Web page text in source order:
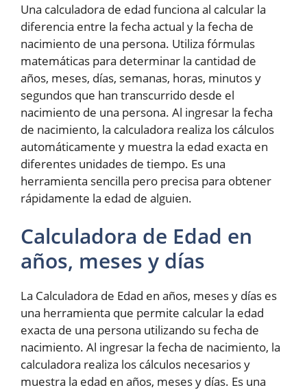
Una calculadora de edad funciona al calcular la
diferencia entre la fecha actual y la fecha de
nacimiento de una persona. Utiliza fórmulas
matemáticas para determinar la cantidad de
años, meses, días, semanas, horas, minutos y
segundos que han transcurrido desde el
nacimiento de una persona. Al ingresar la fecha
de nacimiento, la calculadora realiza los cálculos
automáticamente y muestra la edad exacta en
diferentes unidades de tiempo. Es una
herramienta sencilla pero precisa para obtener
rápidamente la edad de alguien.
Calculadora de Edad en
años, meses y días
La Calculadora de Edad en años, meses y días es
una herramienta que permite calcular la edad
exacta de una persona utilizando su fecha de
nacimiento. Al ingresar la fecha de nacimiento, la
calculadora realiza los cálculos necesarios y
muestra la edad en años, meses y días. Es una